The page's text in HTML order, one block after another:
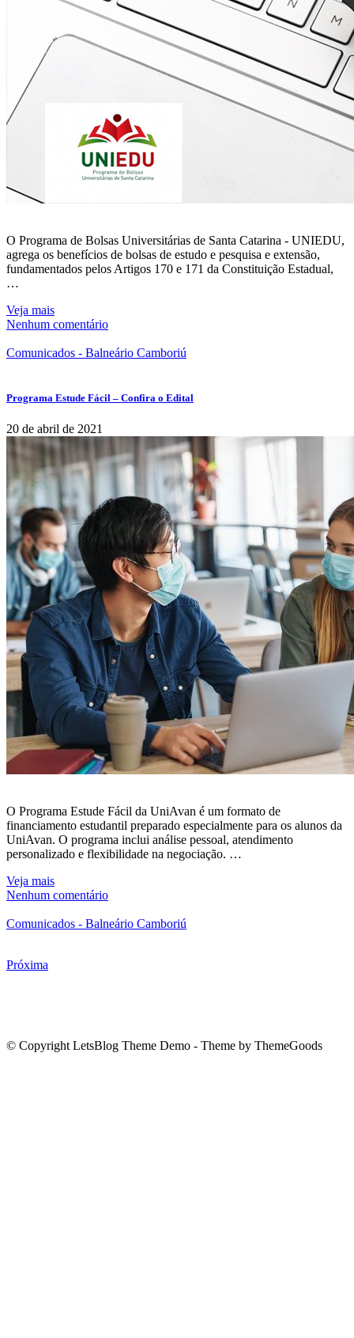
O Programa de Bolsas Universitárias de Santa Catarina - UNIEDU,
agrega os benefícios de bolsas de estudo e pesquisa e extensão,
fundamentados pelos Artigos 170 e 171 da Constituição Estadual,
…
Veja mais
Nenhum comentário
Comunicados - Balneário Camboriú
Programa Estude Fácil – Confira o Edital
20 de abril de 2021
O Programa Estude Fácil da UniAvan é um formato de
financiamento estudantil preparado especialmente para os alunos da
UniAvan. O programa inclui análise pessoal, atendimento
personalizado e flexibilidade na negociação. …
Veja mais
Nenhum comentário
Comunicados - Balneário Camboriú
Próxima
© Copyright LetsBlog Theme Demo - Theme by ThemeGoods